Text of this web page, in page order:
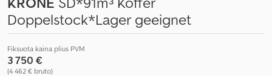
Doppelstock*Lager geeignet
Fiksuota kaina plius PVM
3 750 €
(4 462 € bruto)